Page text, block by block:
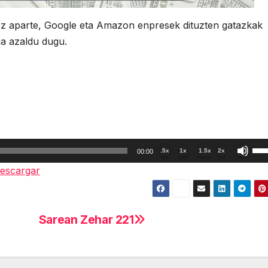
aparte, Google eta Amazon enpresek dituzten gatazkak
azaldu dugu.
00:00 .5x 1x 1.5x 2x
las
de
Sarean Zehar 221